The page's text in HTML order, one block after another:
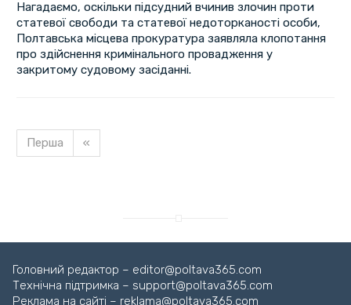
Нагадаємо, оскільки підсудний вчинив злочин проти
статевої свободи та статевої недоторканості особи,
Полтавська місцева прокуратура заявляла клопотання
про здійснення кримінального провадження у
закритому судовому засіданні.
Перша «
Головний редактор – editor@poltava365.com
Технічна підтримка – support@poltava365.com
Реклама на сайті – reklama@poltava365.com